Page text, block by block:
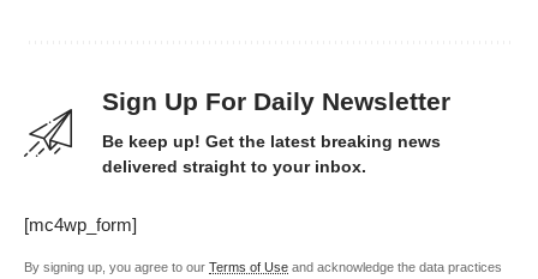
Sign Up For Daily Newsletter
Be keep up! Get the latest breaking news
delivered straight to your inbox.
[mc4wp_form]
By signing up, you agree to our Terms of Use and acknowledge the data practices